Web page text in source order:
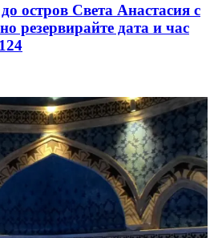
остров Света Анастасия с
резервирайте дата и час